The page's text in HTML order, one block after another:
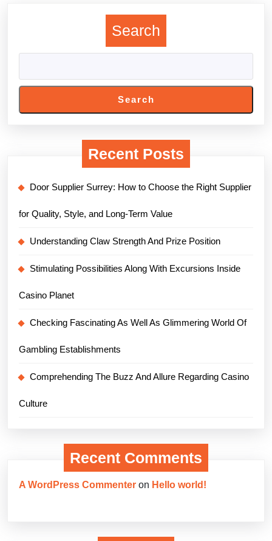
Search
Search
Recent Posts
Door Supplier Surrey: How to Choose the Right Supplier
for Quality, Style, and Long-Term Value
Understanding Claw Strength And Prize Position
Stimulating Possibilities Along With Excursions Inside
Casino Planet
Checking Fascinating As Well As Glimmering World Of
Gambling Establishments
Comprehending The Buzz And Allure Regarding Casino
Culture
Recent Comments
A WordPress Commenter on Hello world!